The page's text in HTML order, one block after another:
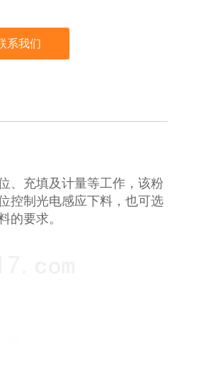
系我们
、充填及计量等工作，该粉
控制光电感应下料，也可选
的要求。